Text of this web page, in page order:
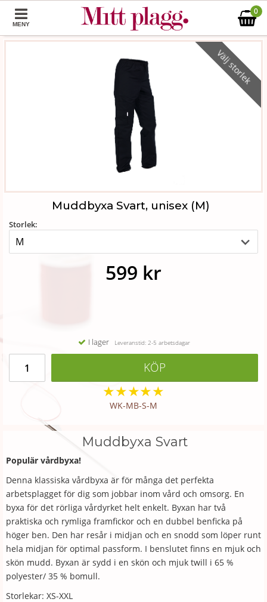
MENY
0
Välj storlek
Muddbyxa Svart, unisex (M)
Storlek:
599 kr
I lager Leveranstid: 2-5 arbetsdagar
KÖP
★★★★★
WK-MB-S-M
Muddbyxa Svart
Populär vårdbyxa!
Denna klassiska vårdbyxa är för många det perfekta
arbetsplagget för dig som jobbar inom vård och omsorg. En
byxa för det rörliga vårdyrket helt enkelt. Byxan har två
praktiska och rymliga framfickor och en dubbel benficka på
höger ben. Den har resår i midjan och en snodd som löper runt
hela midjan för optimal passform. I benslutet finns en mjuk och
skön mudd. Byxan är sydd i en skön och mjuk twill i 65 %
polyester/ 35 % bomull.
Storlekar: XS-XXL